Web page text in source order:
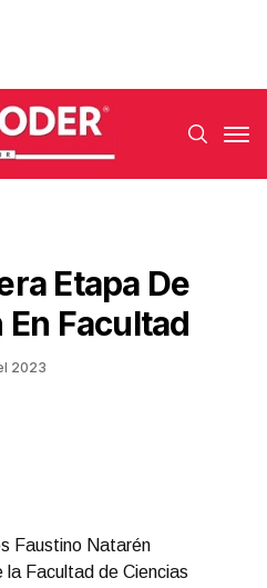
Etapa De
Facultad
2023
Faustino Natarén
la Facultad de Ciencias